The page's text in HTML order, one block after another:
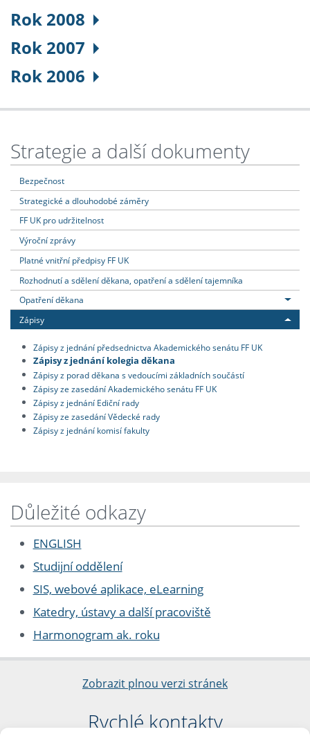
Rok 2008
Rok 2007
Rok 2006
Strategie a další dokumenty
Bezpečnost
Strategické a dlouhodobé záměry
FF UK pro udržitelnost
Výroční zprávy
Platné vnitřní předpisy FF UK
Rozhodnutí a sdělení děkana, opatření a sdělení tajemníka
Opatření děkana
Zápisy
Zápisy z jednání předsednictva Akademického senátu FF UK
Zápisy z jednání kolegia děkana
Zápisy z porad děkana s vedoucími základních součástí
Zápisy ze zasedání Akademického senátu FF UK
Zápisy z jednání Ediční rady
Zápisy ze zasedání Vědecké rady
Zápisy z jednání komisí fakulty
Důležité odkazy
ENGLISH
Studijní oddělení
SIS, webové aplikace, eLearning
Katedry, ústavy a další pracoviště
Harmonogram ak. roku
Zobrazit plnou verzi stránek
Rychlé kontakty